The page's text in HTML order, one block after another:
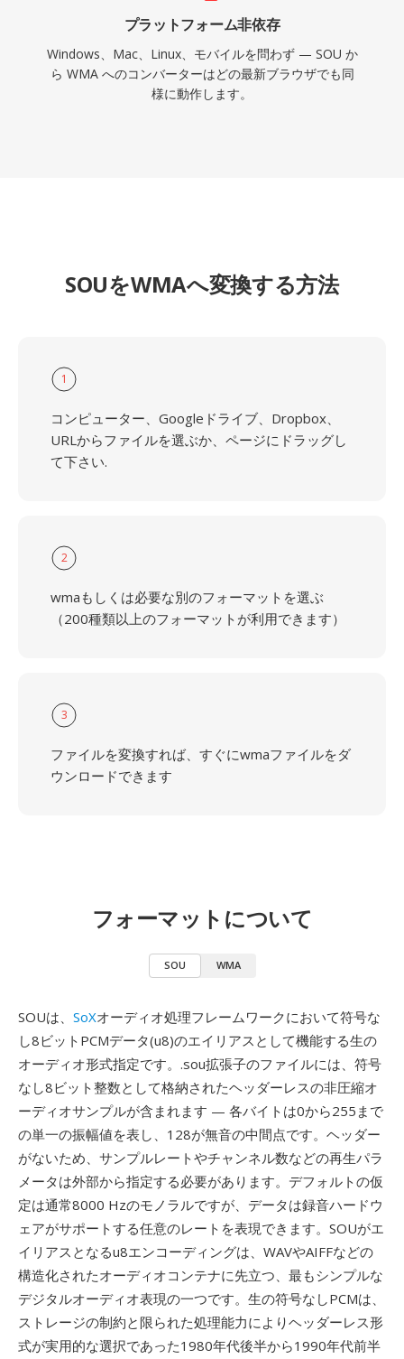
プラットフォーム非依存
Windows、Mac、Linux、モバイルを問わず — SOU か
ら WMA へのコンバーターはどの最新ブラウザでも同
様に動作します。
SOUをWMAへ変換する方法
1
コンピューター、Googleドライブ、Dropbox、
URLからファイルを選ぶか、ページにドラッグし
て下さい.
2
wmaもしくは必要な別のフォーマットを選ぶ
（200種類以上のフォーマットが利用できます）
3
ファイルを変換すれば、すぐにwmaファイルをダ
ウンロードできます
フォーマットについて
SOU WMA
SOUは、 SoXオーディオ処理フレームワークにおいて符号な
し8ビットPCMデータ(u8)のエイリアスとして機能する生の
オーディオ形式指定です。.sou拡張子のファイルには、符号
なし8ビット整数として格納されたヘッダーレスの非圧縮オ
ーディオサンプルが含まれます — 各バイトは0から255まで
の単一の振幅値を表し、128が無音の中間点です。ヘッダー
がないため、サンプルレートやチャンネル数などの再生パラ
メータは外部から指定する必要があります。デフォルトの仮
定は通常8000 Hzのモノラルですが、データは録音ハードウ
ェアがサポートする任意のレートを表現できます。SOUがエ
イリアスとなるu8エンコーディングは、WAVやAIFFなどの
構造化されたオーディオコンテナに先立つ、最もシンプルな
デジタルオーディオ表現の一つです。生の符号なしPCMは、
ストレージの制約と限られた処理能力によりヘッダーレス形
式が実用的な選択であった1980年代後半から1990年代前半